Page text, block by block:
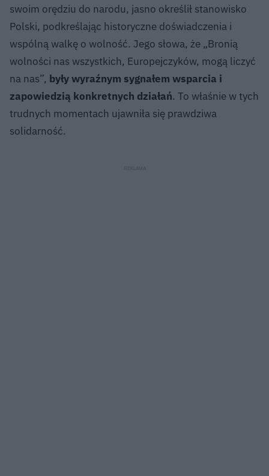
swoim orędziu do narodu, jasno określił stanowisko
Polski, podkreślając historyczne doświadczenia i
wspólną walkę o wolność. Jego słowa, że „Bronią
wolności nas wszystkich, Europejczyków, mogą liczyć
na nas”, były wyraźnym sygnałem wsparcia i
zapowiedzią konkretnych działań. To właśnie w tych
trudnych momentach ujawniła się prawdziwa
solidarność.